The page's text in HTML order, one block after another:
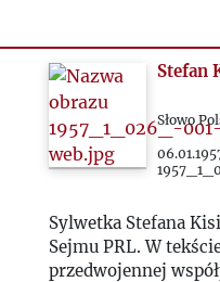
Stefan
Słowo
Sylwetka Stefana
Sejmu PRL. W
przedwojennej